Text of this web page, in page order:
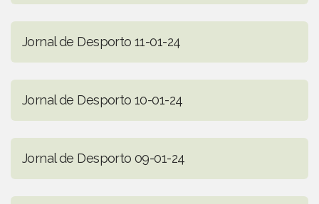
Jornal de Desporto 11-01-24
Jornal de Desporto 10-01-24
Jornal de Desporto 09-01-24